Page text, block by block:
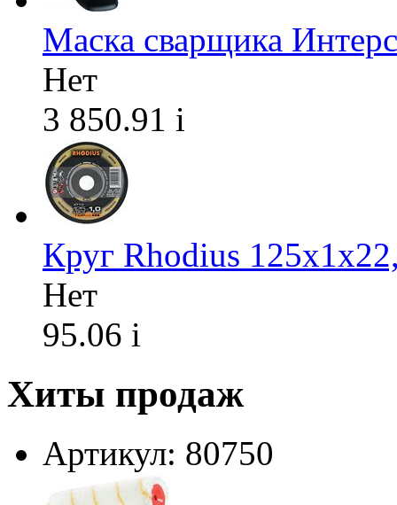
Маска сварщика
Нет
3 850.91 i
Круг Rhodius
Нет
95.06 i
Хиты продаж
Артикул: 80750